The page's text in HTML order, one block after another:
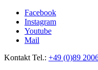
Facebook
Instagram
Youtube
Mail
Kontakt Tel.: +49 (0)89